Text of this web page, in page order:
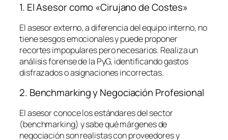
1. El Asesor como «Cirujano de Costes»
El asesor externo, a diferencia del equipo interno, no
tiene sesgos emocionales y puede proponer
recortes impopulares pero necesarios. Realiza un
análisis forense de la PyG, identificando gastos
disfrazados o asignaciones incorrectas.
2. Benchmarking y Negociación Profesional
El asesor conoce los estándares del sector
(benchmarking) y sabe qué márgenes de
negociación son realistas con proveedores y